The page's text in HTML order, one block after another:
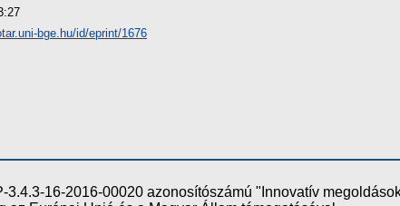
bge.hu/id/eprint/1676
16-2016-00020 azonosítószámú "Innovatív